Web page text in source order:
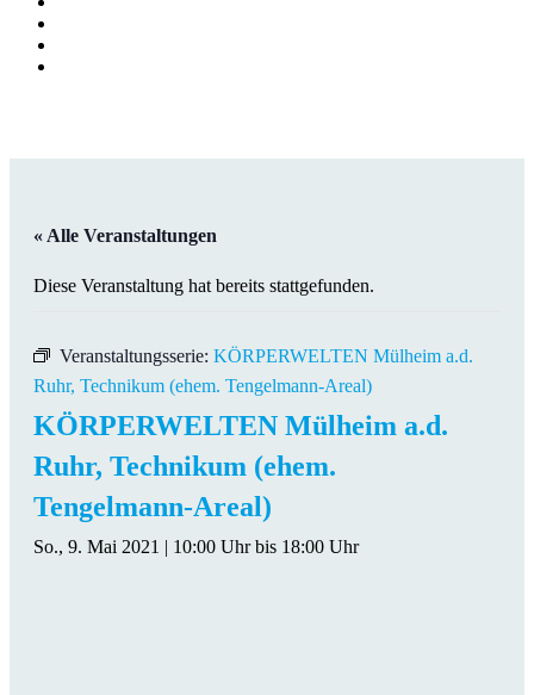
« Alle Veranstaltungen
Diese Veranstaltung hat bereits stattgefunden.
Veranstaltungsserie: KÖRPERWELTEN Mülheim a.d.
Ruhr, Technikum (ehem. Tengelmann-Areal)
KÖRPERWELTEN Mülheim a.d.
Ruhr, Technikum (ehem.
Tengelmann-Areal)
So., 9. Mai 2021 | 10:00 Uhrbis 18:00 Uhr